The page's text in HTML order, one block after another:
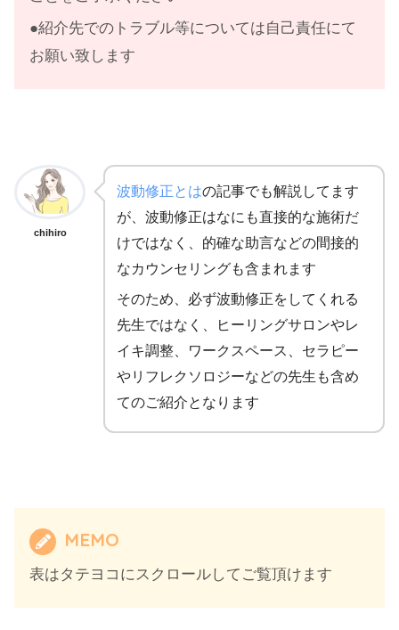
●紹介先でのトラブル等については自己責任にて
お願い致します
chihiro
波動修正とはの記事でも解説してます
が、波動修正はなにも直接的な施術だ
けではなく、的確な助言などの間接的
なカウンセリングも含まれます
そのため、必ず波動修正をしてくれる
先生ではなく、ヒーリングサロンやレ
イキ調整、ワークスペース、セラピー
やリフレクソロジーなどの先生も含め
てのご紹介となります
MEMO
表はタテヨコにスクロールしてご覧頂けます